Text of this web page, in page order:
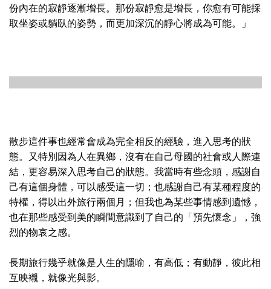
份內在的寂靜逐漸增長。那份寂靜愈是增長，你愈有可能採
取坐姿或躺臥的姿勢，而更加深沉的靜心將成為可能。」
散步這件事也經常會成為完全相反的經驗，進入思考的狀
態。又特別因為人在異鄉，沒有在自己母國的社會或人際連
結，更容易深入思考自己的狀態。我當時有些念頭，感謝自
己有這個身體，可以感受這一切；也感謝自己有某種程度的
特權，得以出外旅行兩個月；但我也為某些事情感到遺憾，
也在那些感受到美的瞬間意識到了自己的「預先懷念」，強
烈的物哀之感。
長期旅行幾乎就像是人生的隱喻，有高低；有動靜，彼此相
互映襯，就像光與影。